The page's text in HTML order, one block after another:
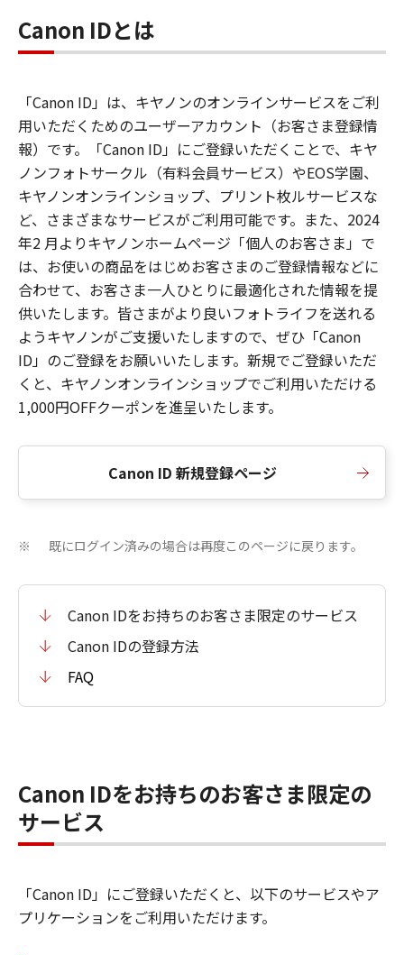
Canon IDとは
「Canon ID」は、キヤノンのオンラインサービスをご利
用いただくためのユーザーアカウント（お客さま登録情
報）です。「Canon ID」にご登録いただくことで、キヤ
ノンフォトサークル（有料会員サービス）やEOS学園、
キヤノンオンラインショップ、プリント枚ルサービスな
ど、さまざまなサービスがご利用可能です。また、2024
年2 月よりキヤノンホームページ「個人のお客さま」で
は、お使いの商品をはじめお客さまのご登録情報などに
合わせて、お客さま一人ひとりに最適化された情報を提
供いたします。皆さまがより良いフォトライフを送れる
ようキヤノンがご支援いたしますので、ぜひ「Canon
ID」のご登録をお願いいたします。新規でご登録いただ
くと、キヤノンオンラインショップでご利用いただける
1,000円OFFクーポンを進呈いたします。
Canon ID 新規登録ページ
※ 既にログイン済みの場合は再度このページに戻ります。
Canon IDをお持ちのお客さま限定のサービス
Canon IDの登録方法
FAQ
Canon IDをお持ちのお客さま限定の
サービス
「Canon ID」にご登録いただくと、以下のサービスやア
プリケーションをご利用いただけます。